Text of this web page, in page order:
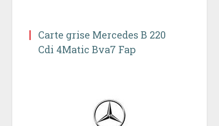
Carte grise Mercedes B 220
Cdi 4Matic Bva7 Fap